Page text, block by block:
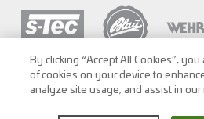
By clicking “Accept All Cookies”,
of cookies on your device to
analyze site usage, and assist in